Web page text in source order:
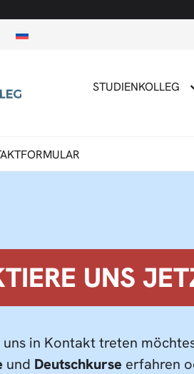
STUDIENKOLLEG
UNS
uns in Kontakt treten
und Deutschkurse erfahren